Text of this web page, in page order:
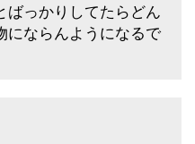
ばっかりしてたらどん
にならんようになるで